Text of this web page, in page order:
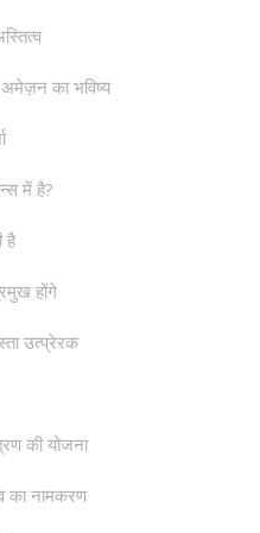
का भविष्य
में है?
है
होंगे
उत्प्रेरक
की योजना
का नामकरण